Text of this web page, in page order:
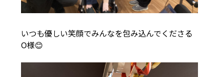
いつも優しい笑顔でみんなを包み込んでくださる
O様😊